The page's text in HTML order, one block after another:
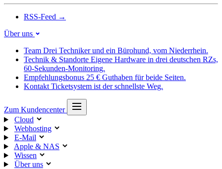
RSS-Feed →
Über uns
Team Drei Techniker und ein Bürohund, vom Niederrhein.
Technik & Standorte Eigene Hardware in drei deutschen RZs,
60-Sekunden-Monitoring.
Empfehlungsbonus 25 € Guthaben für beide Seiten.
Kontakt Ticketsystem ist der schnellste Weg.
Zum Kundencenter
Cloud
Webhosting
E-Mail
Apple & NAS
Wissen
Über uns